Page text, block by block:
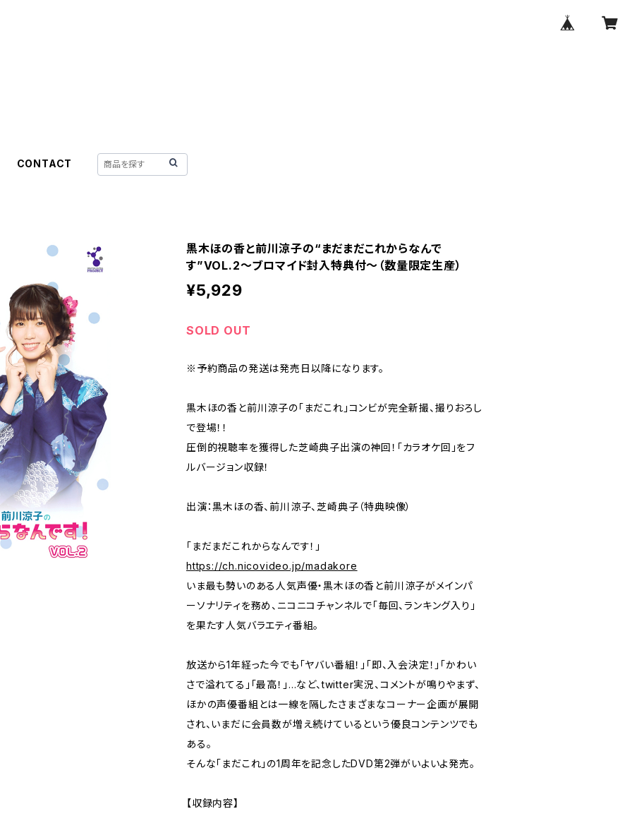
CONTACT
黒木ほの香と前川涼子の“まだまだこれからなんで
す”VOL.2～ブロマイド封入特典付～（数量限定生産）
¥5,929
SOLD OUT
※予約商品の発送は発売日以降になります。
黒木ほの香と前川涼子の「まだこれ」コンビが完全新撮、撮りおろし
で登場！！
圧倒的視聴率を獲得した芝崎典子出演の神回！「カラオケ回」をフ
ルバージョン収録！
出演：黒木ほの香、前川涼子、芝崎典子（特典映像）
「まだまだこれからなんです！」
https://ch.nicovideo.jp/madakore
いま最も勢いのある人気声優・黒木ほの香と前川涼子がメインパ
ーソナリティを務め、ニコニコチャンネルで「毎回、ランキング入り」
を果たす人気バラエティ番組。
放送から1年経った今でも「ヤバい番組！」「即、入会決定！」「かわい
さで溢れてる」「最高！」…など、twitter実況、コメントが鳴りやまず、
ほかの声優番組とは一線を隔したさまざまなコーナー企画が展開
され、いまだに会員数が増え続けているという優良コンテンツでも
ある。
そんな「まだこれ」の1周年を記念したDVD第2弾がいよいよ発売。
【収録内容】